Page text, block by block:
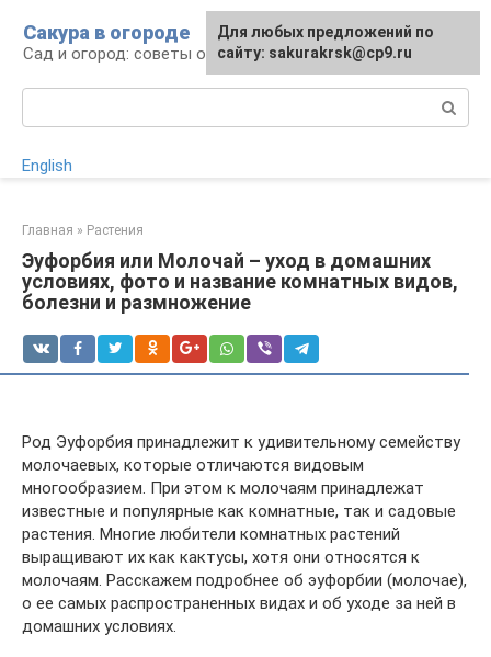
контенту
Сакура в огороде
Сад и огород: советы огородникам
English
Главная » Растения
Эуфорбия или Молочай – уход в домашних
условиях, фото и название комнатных видов,
болезни и размножение
Род Эуфорбия принадлежит к удивительному семейству
молочаевых, которые отличаются видовым
многообразием. При этом к молочаям принадлежат
известные и популярные как комнатные, так и садовые
растения. Многие любители комнатных растений
выращивают их как кактусы, хотя они относятся к
молочаям. Расскажем подробнее об эуфорбии (молочае),
о ее самых распространенных видах и об уходе за ней в
домашних условиях.
Для любых предложений по
сайту: sakurakrsk@cp9.ru